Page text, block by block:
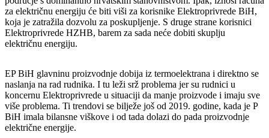
za električnu energiju će biti viši za korisnike Elektroprivrede BiH,
koja je zatražila dozvolu za poskupljenje. S druge strane korisnici
Elektroprivrede HZHB, barem za sada neće dobiti skuplju
električnu energiju.
EP BiH glavninu proizvodnje dobija iz termoelektrana i direktno se
naslanja na rad rudnika. I tu leži srž problema jer su rudnici u
koncernu Elektroprivrede u situaciji da manje proizvode i imaju sve
više problema. Ti trendovi se bilježe još od 2019. godine, kada je P
BiH imala bilansne viškove i od tada dolazi do pada proizvodnje
električne energije.